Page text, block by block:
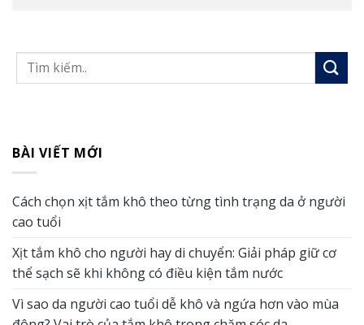
BÀI VIẾT MỚI
Cách chọn xịt tắm khô theo từng tình trạng da ở người
cao tuổi
Xịt tắm khô cho người hay di chuyển: Giải pháp giữ cơ
thể sạch sẽ khi không có điều kiện tắm nước
Vì sao da người cao tuổi dễ khô và ngứa hơn vào mùa